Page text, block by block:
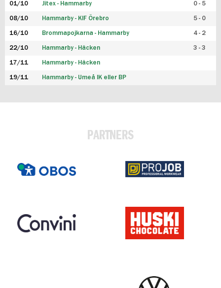
01/10 Jitex - Hammarby 0 - 5
08/10 Hammarby - KIF Örebro 5 - 0
16/10 Brommapojkarna - Hammarby 4 - 2
22/10 Hammarby - Häcken 3 - 3
17/11 Hammarby - Häcken
19/11 Hammarby - Umeå IK eller BP
PARTNERS